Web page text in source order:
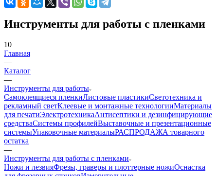
Инструменты для работы с пленками
10
Главная
—
Каталог
—
Инструменты для работы
Самоклеящиеся пленкиЛистовые пластикиСветотехника и
рекламный светКлеевые и монтажные технологииМатериалы
для печатиЭлектротехникаАнтисептики и дезинфицирующие
средстваСистемы профилейВыставочные и презентационные
системыУпаковочные материалыРАСПРОДАЖА товарного
остатка
—
Инструменты для работы с пленками
Ножи и лезвияФрезы, граверы и плоттерные ножиОснастка